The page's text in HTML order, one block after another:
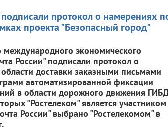
протокол о намерениях
проекта "Безопасный город"
экономического
России" подписали протокол о
доставки заказными письмами
автоматизированной фиксации
в области дорожного движения
"Ростелеком" является участником
России" выбрано "Ростелекомом" в